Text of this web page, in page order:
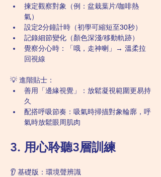
揀定觀察對象（例：盆栽葉片/咖啡熱
氣）
設定2分鐘計時（初學可縮短至30秒）
記錄細節變化（顏色深淺/移動軌跡）
覺察分心時：「哦，走神喇」→ 溫柔拉
回視線
💡 進階貼士：
善用「邊緣視覺」：放鬆凝視範圍更易持
久
配搭呼吸節奏：吸氣時掃描對象輪廓，呼
氣時放鬆眼周肌肉
3. 用心聆聽3層訓練
👂 基礎版：環境聲辨識